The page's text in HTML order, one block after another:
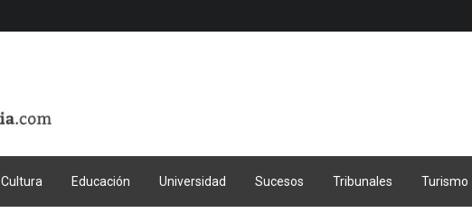
Cultura Educación Universidad Sucesos Tribunales Turismo